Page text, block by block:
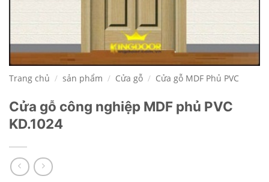
Trang chủ / sản phẩm / Cửa gỗ / Cửa gỗ MDF Phủ PVC
Cửa gỗ công nghiệp MDF phủ PVC
KD.1024